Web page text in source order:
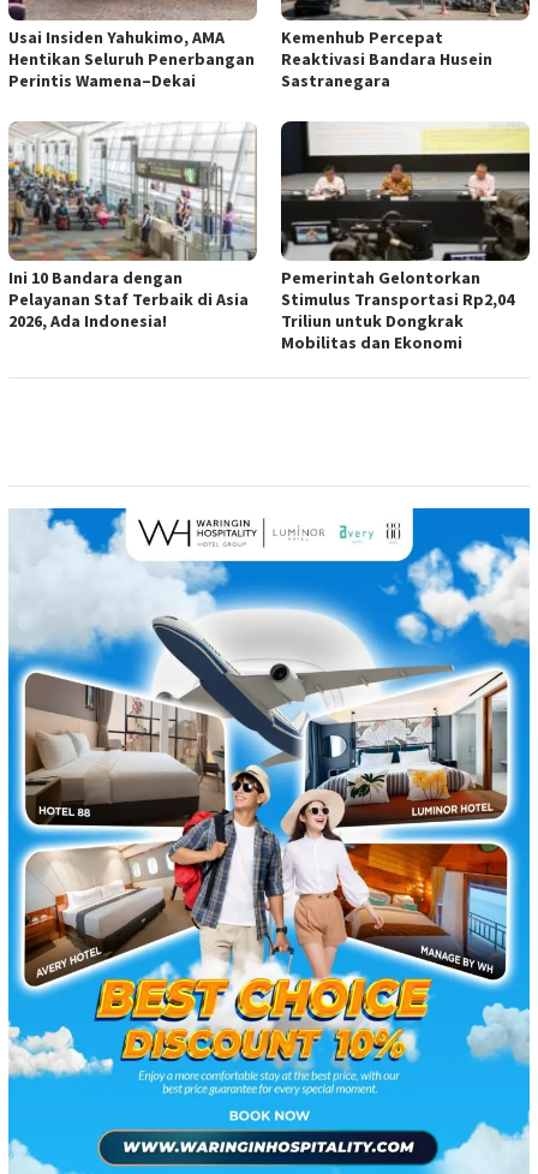
Usai Insiden Yahukimo, AMA
Hentikan Seluruh Penerbangan
Perintis Wamena–Dekai
Kemenhub Percepat
Reaktivasi Bandara Husein
Sastranegara
Ini 10 Bandara dengan
Pelayanan Staf Terbaik di Asia
2026, Ada Indonesia!
Pemerintah Gelontorkan
Stimulus Transportasi Rp2,04
Triliun untuk Dongkrak
Mobilitas dan Ekonomi